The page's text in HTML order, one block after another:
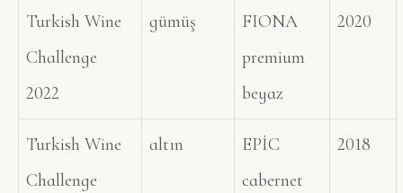
Turkish Wine
Challenge
2022
gümüş
FIONA
premium
beyaz
2020
Turkish Wine
Challenge
altın
EPİC
cabernet
2018